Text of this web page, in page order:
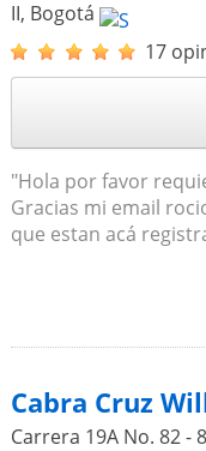
II, Bogotá
17
"Hola por favor
Gracias mi email
que estan acá
Cabra Cruz
Carrera 19A No. 82 -